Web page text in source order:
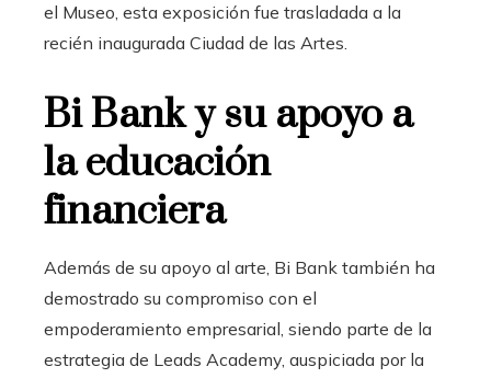
el Museo, esta exposición fue trasladada a la
recién inaugurada Ciudad de las Artes.
Bi Bank y su apoyo a
la educación
financiera
Además de su apoyo al arte, Bi Bank también ha
demostrado su compromiso con el
empoderamiento empresarial, siendo parte de la
estrategia de Leads Academy, auspiciada por la